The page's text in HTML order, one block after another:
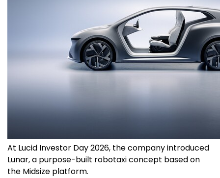
At Lucid Investor Day 2026, the company introduced
Lunar, a purpose-built robotaxi concept based on
the Midsize platform.